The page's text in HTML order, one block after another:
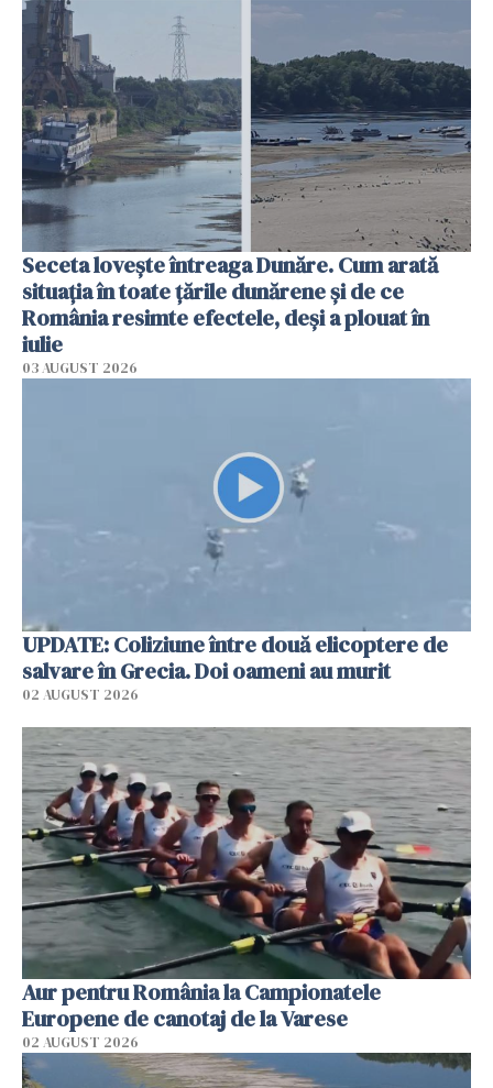
Seceta lovește întreaga Dunăre. Cum arată
situația în toate țările dunărene și de ce
România resimte efectele, deși a plouat în
iulie
03 AUGUST 2026
UPDATE: Coliziune între două elicoptere de
salvare în Grecia. Doi oameni au murit
02 AUGUST 2026
Aur pentru România la Campionatele
Europene de canotaj de la Varese
02 AUGUST 2026